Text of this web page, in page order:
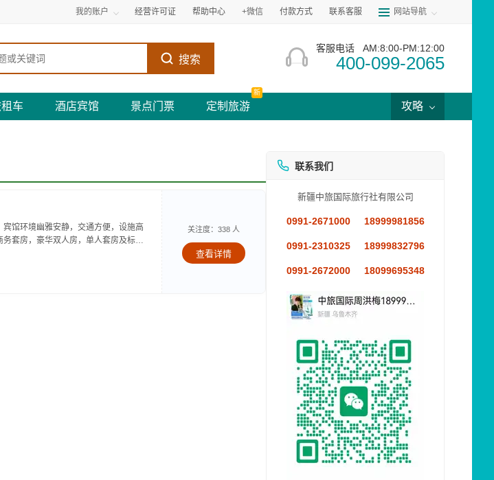
我的账户 经营许可证 帮助中心 +微信 付款方式 联系客服 网站导航
搜索
客服电话 AM:8:00-PM:12:00
400-099-2065
车 酒店宾馆 景点门票 定制旅游
新
攻略
馆环境幽雅安静，交通方便，设施高
套房，豪华双人房，单人套房及标准
关注度：338 人
查看详情
联系我们
新疆中旅国际旅行社有限公司
0991-2671000 18999981856
0991-2310325 18999832796
0991-2672000 18099695348